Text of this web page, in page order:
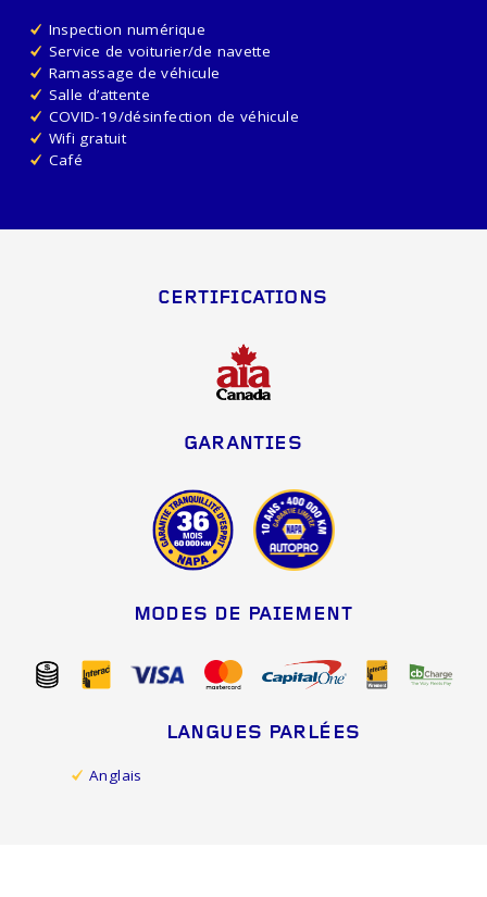
Inspection numérique
Service de voiturier/de navette
Ramassage de véhicule
Salle d’attente
COVID-19/désinfection de véhicule
Wifi gratuit
Café
CERTIFICATIONS
GARANTIES
MODES DE PAIEMENT
LANGUES PARLÉES
Anglais